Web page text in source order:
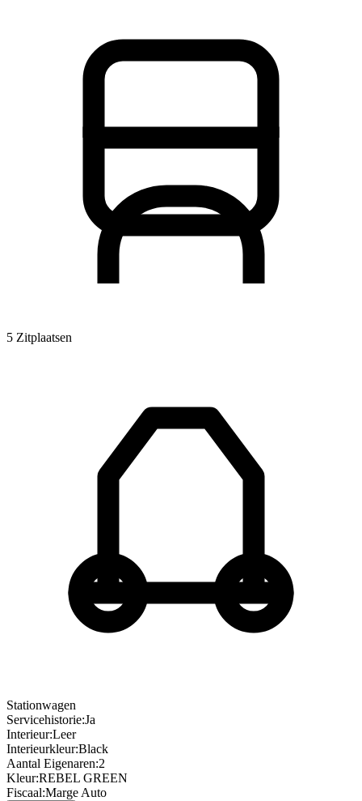
5 Zitplaatsen
Stationwagen
Servicehistorie:Ja
Interieur:Leer
Interieurkleur:Black
Aantal Eigenaren:2
Kleur:REBEL GREEN
Fiscaal:Marge Auto